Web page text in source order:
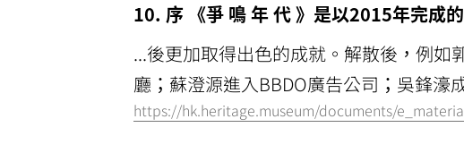
10. 序 《爭 鳴 年 代 》是以2015年完成
...後更加取得出色的成就。解散後，例如
廳；蘇澄源進入BBDO廣告公司；吳鋒濠
https://hk.heritage.museum/documents/